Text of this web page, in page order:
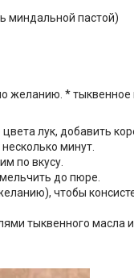
миндальной пастой)
желанию. *
лук, добавить
минут.
по вкусу.
до пюре.
чтобы
тыквенного масла